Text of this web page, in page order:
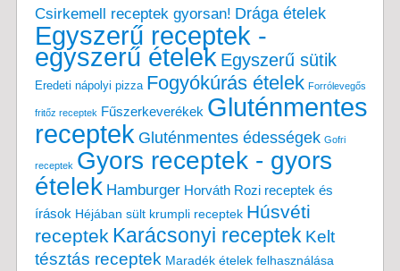
Csirkemell receptek gyorsan! Drága ételek
Egyszerű receptek -
egyszerű ételek Egyszerű sütik
Eredeti nápolyi pizza Fogyókúrás ételek Forrólevegős
fritőz receptek Fűszerkeverékek Gluténmentes
receptek Gluténmentes édességek Gofri
receptek Gyors receptek - gyors
ételek Hamburger Horváth Rozi receptek és
írások Héjában sült krumpli receptek Húsvéti
receptek Karácsonyi receptek Kelt
tésztás receptek Maradék ételek felhasználása